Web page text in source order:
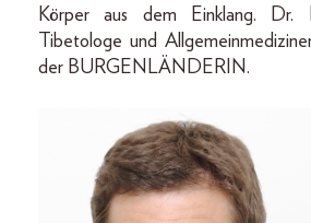
Körper aus dem Einklang. Dr.
Tibetologe und
der BURGENLÄNDERIN.